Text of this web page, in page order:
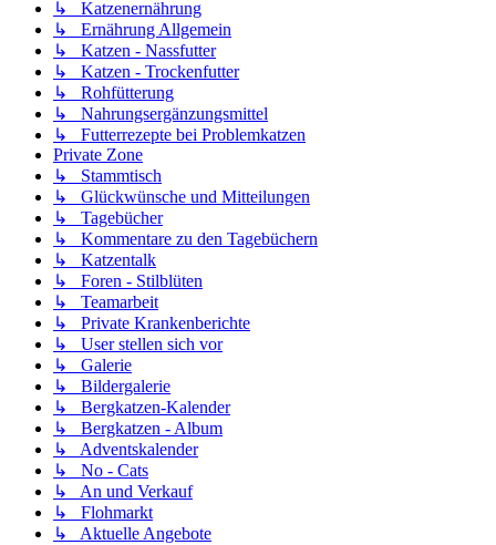
↳ Katzenernährung
↳ Ernährung Allgemein
↳ Katzen - Nassfutter
↳ Katzen - Trockenfutter
↳ Rohfütterung
↳ Nahrungsergänzungsmittel
↳ Futterrezepte bei Problemkatzen
Private Zone
↳ Stammtisch
↳ Glückwünsche und Mitteilungen
↳ Tagebücher
↳ Kommentare zu den Tagebüchern
↳ Katzentalk
↳ Foren - Stilblüten
↳ Teamarbeit
↳ Private Krankenberichte
↳ User stellen sich vor
↳ Galerie
↳ Bildergalerie
↳ Bergkatzen-Kalender
↳ Bergkatzen - Album
↳ Adventskalender
↳ No - Cats
↳ An und Verkauf
↳ Flohmarkt
↳ Aktuelle Angebote